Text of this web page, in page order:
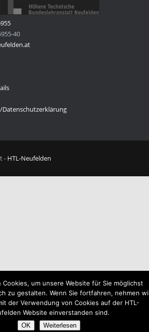
40
- HTL-Neufelden
Cookies, um unsere Website für Sie möglichst
zu gestalten. Wenn Sie fortfahren, nehmen
der Verwendung von Cookies auf der HTL-
Website einverstanden sind.
OK Weiterlesen